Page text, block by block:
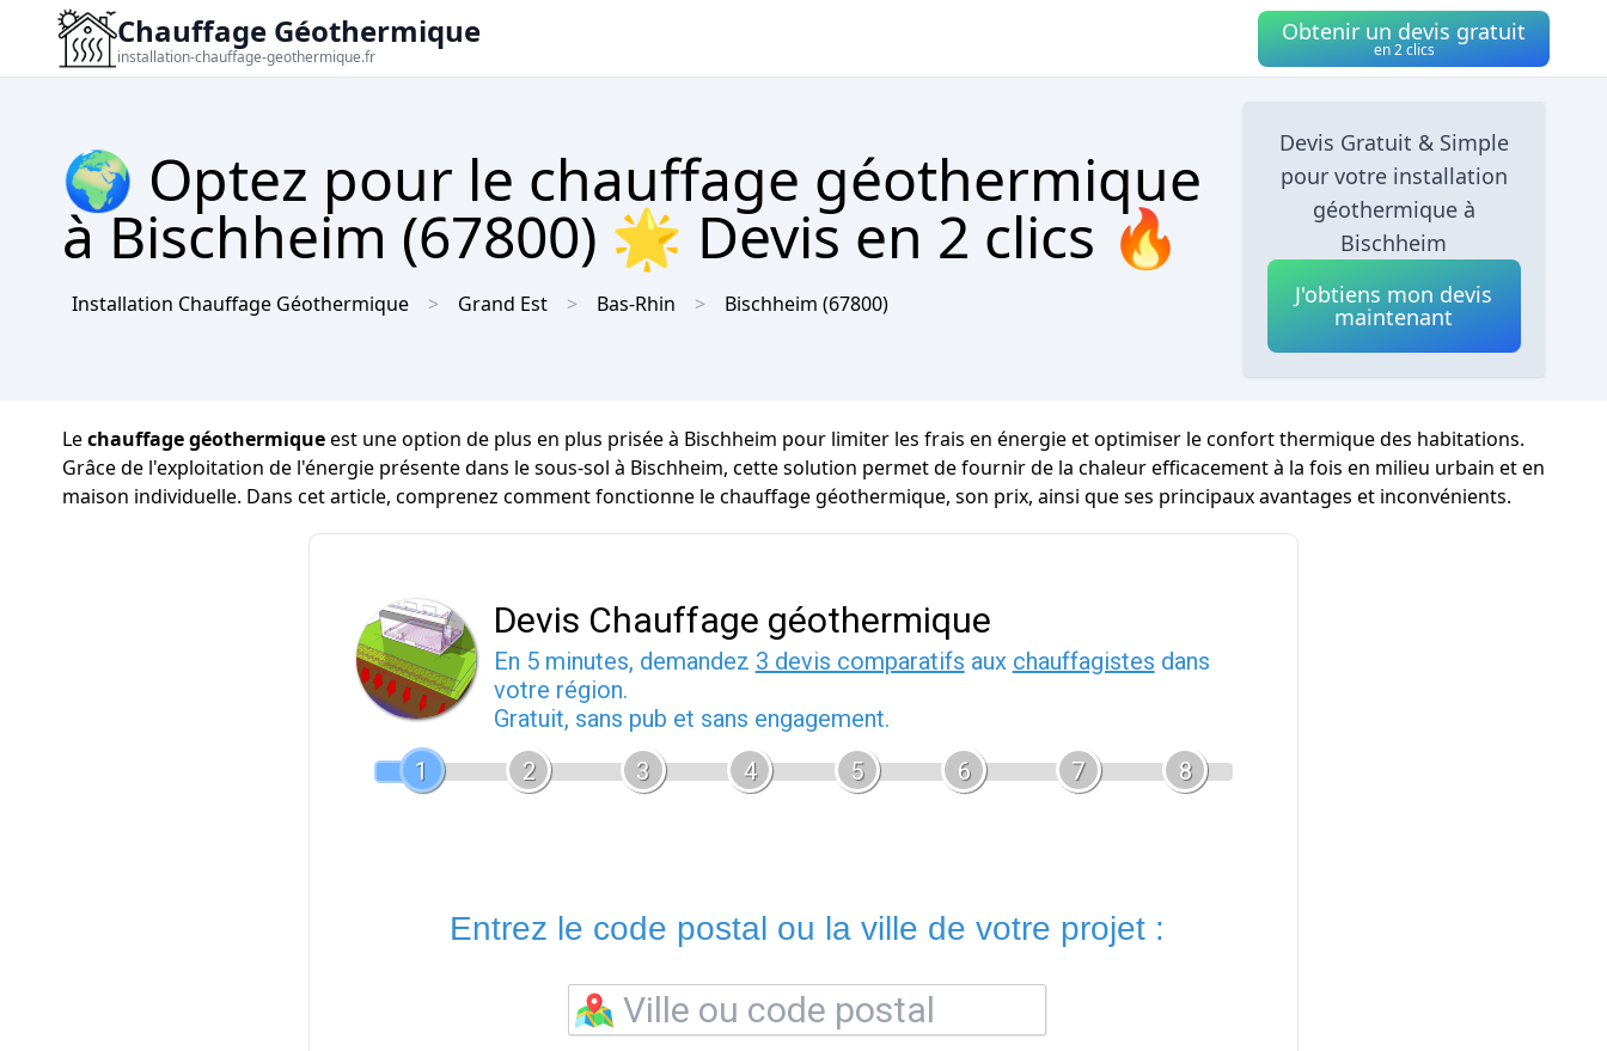
Chauffage Géothermique
installation-chauffage-geothermique.fr
Obtenir un devis gratuit
en 2 clics
🌍 Optez pour le chauffage géothermique
à Bischheim (67800) 🌟 Devis en 2 clics 🔥
Installation Chauffage Géothermique Grand Est Bas-Rhin Bischheim (67800)
Devis Gratuit & Simple
pour votre installation
géothermique à
Bischheim
J'obtiens mon devis
maintenant
Lechauffage géothermiqueest une option de plus en plus prisée à Bischheim pour limiter les frais en énergie et optimiser le confort thermique des habitations.
Grâce de l'exploitation de l'énergie présente dans le sous-sol à Bischheim, cette solution permet de fournir de la chaleur efficacement à la fois en milieu urbain et en
maison individuelle. Dans cet article, comprenez comment fonctionne le chauffage géothermique, son prix, ainsi que ses principaux avantages et inconvénients.
Devis Chauffage géothermique
En 5 minutes, demandez 3 devis comparatifs aux chauffagistes dans
votre région.
Gratuit, sans pub et sans engagement.
1
2 3 4 5 6 7 8
Entrez le code postal ou la ville de votre projet :